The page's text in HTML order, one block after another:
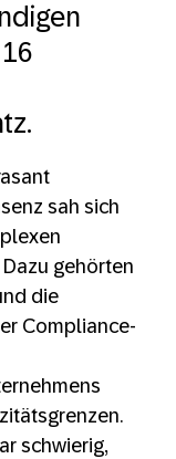
sah sich
gehörten
die
Compliance-
schwierig,